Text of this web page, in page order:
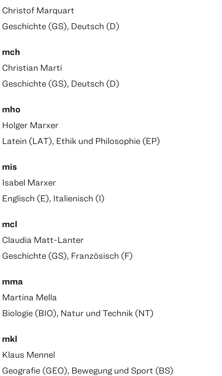
Christof Marquart
Geschichte (GS), Deutsch (D)
mch
Christian Marti
Geschichte (GS), Deutsch (D)
mho
Holger Marxer
Latein (LAT), Ethik und Philosophie (EP)
mis
Isabel Marxer
Englisch (E), Italienisch (I)
mcl
Claudia Matt-Lanter
Geschichte (GS), Französisch (F)
mma
Martina Mella
Biologie (BIO), Natur und Technik (NT)
mkl
Klaus Mennel
Geografie (GEO), Bewegung und Sport (BS)